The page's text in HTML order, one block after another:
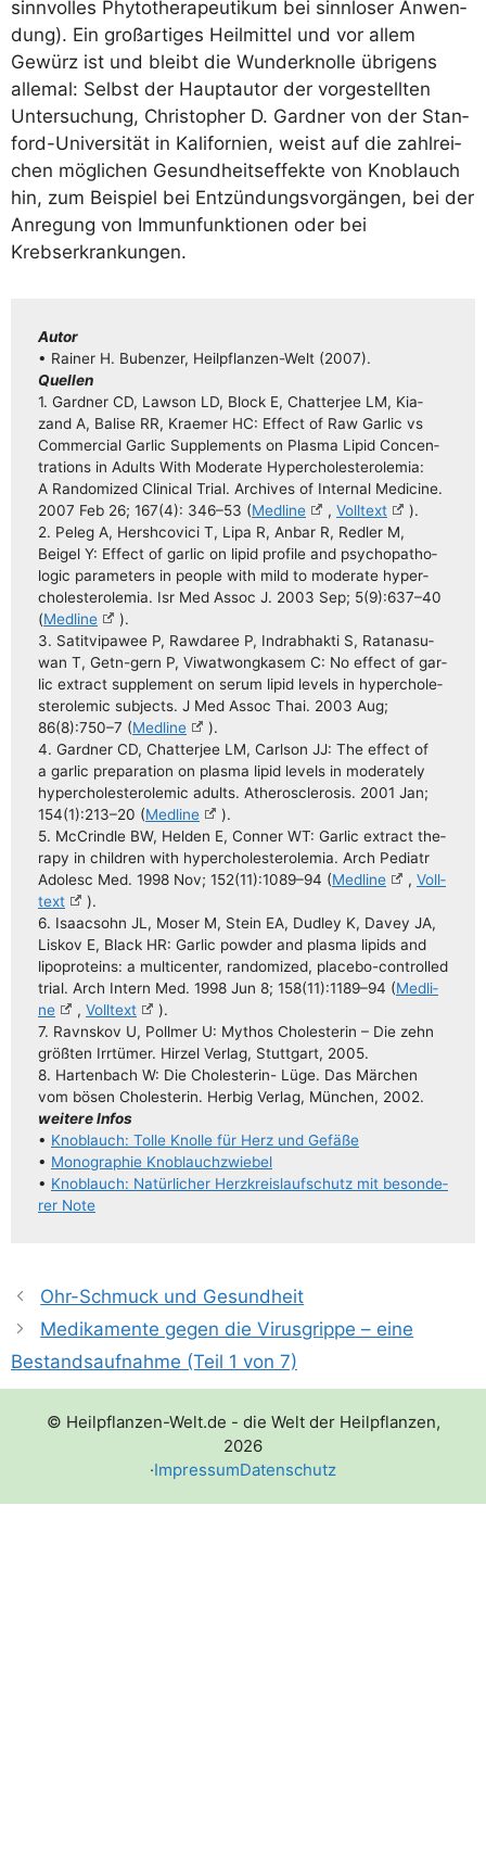
sinn­vol­les Phy­to­the­ra­peu­ti­kum bei sinn­lo­ser Anwen­
dung). Ein groß­ar­ti­ges Heil­mit­tel und vor allem
Gewürz ist und bleibt die Wun­der­knol­le übri­gens
alle­mal: Selbst der Haupt­au­tor der vor­ge­stell­ten
Unter­su­chung, Chris­to­pher D. Gard­ner von der Stan­
ford-Uni­ver­si­tät in Kali­for­ni­en, weist auf die zahl­rei­
chen mög­li­chen Gesund­heits­ef­fek­te von Knob­lauch
hin, zum Bei­spiel bei Ent­zün­dungs­vor­gän­gen, bei der
Anre­gung von Immun­funk­tio­nen oder bei
Krebserkrankungen.
Autor
• Rai­ner H. Buben­zer, Heil­pflan­­zen-Welt (2007).
Quel­len
1. Gard­ner CD, Law­son LD, Block E, Chat­ter­jee LM, Kia­
zand A, Bali­se RR, Krae­mer HC: Effect of Raw Gar­lic vs
Com­mer­cial Gar­lic Sup­ple­ments on Plas­ma Lipid Con­cen­
tra­ti­ons in Adults With Mode­ra­te Hyper­cho­le­ste­ro­le­mia:
A Ran­do­mi­zed Cli­ni­cal Tri­al. Archi­ves of Inter­nal Medi­ci­ne.
2007 Feb 26; 167(4): 346–53 (Med­li­ne , Voll­text
).
2. Peleg A, Hersh­co­vici T, Lipa R, Anbar R, Red­ler M,
Beigel Y: Effect of gar­lic on lipid pro­fi­le and psy­cho­pa­tho­
lo­gic para­me­ters in peo­p­le with mild to mode­ra­te hyper­
cho­le­ste­ro­le­mia. Isr Med Assoc J. 2003 Sep; 5(9):637–40
(Med­li­ne
).
3. Satit­vi­pa­wee P, Raw­daree P, Indrab­hak­ti S, Rata­na­su­
wan T, Getn-gern P, Viwat­wong­ka­sem C: No effect of gar­
lic extra­ct sup­ple­ment on serum lipid levels in hyper­cho­le­
ste­ro­le­mic sub­jects. J Med Assoc Thai. 2003 Aug;
86(8):750–7 (Med­li­ne
).
4. Gard­ner CD, Chat­ter­jee LM, Carlson JJ: The effect of
a gar­lic pre­pa­ra­ti­on on plas­ma lipid levels in modera­te­ly
hyper­cho­le­ste­ro­le­mic adults. Atheros­cle­ro­sis. 2001 Jan;
154(1):213–20 (Med­li­ne
).
5. McCrind­le BW, Hel­den E, Con­ner WT: Gar­lic extra­ct the­
ra­py in child­ren with hyper­cho­le­ste­ro­le­mia. Arch Pediatr
Ado­lesc Med. 1998 Nov; 152(11):1089–94 (Med­li­ne , Voll­
text
).
6. Isaac­sohn JL, Moser M, Stein EA, Dud­ley K, Davey JA,
Lis­kov E, Black HR: Gar­lic pow­der and plas­ma lipids and
lipo­pro­te­ins: a mul­ti­cen­ter, ran­do­mi­zed, pla­ce­­bo-con­­trol­­led
tri­al. Arch Intern Med. 1998 Jun 8; 158(11):1189–94 (Med­li­
ne
, Voll­text
).
7. Ravns­kov U, Poll­mer U: Mythos Cho­le­ste­rin – Die zehn
größ­ten Irr­tü­mer. Hir­zel Ver­lag, Stutt­gart, 2005.
8. Har­ten­bach W: Die Cho­­le­s­te­rin- Lüge. Das Mär­chen
vom bösen Cho­le­ste­rin. Herbig Ver­lag, Mün­chen, 2002.
wei­te­re Infos
• Knob­lauch: Tol­le Knol­le für Herz und Gefäße
• Mono­gra­phie Knoblauchzwiebel
• Knob­lauch: Natür­li­cher Herz­kreis­lauf­schutz mit beson­de­
rer Note
Ohr-Schmuck und Gesundheit
Medikamente gegen die Virusgrippe – eine
Bestandsaufnahme (Teil 1 von 7)
© Heilpflanzen-Welt.de - die Welt der Heilpflanzen,
2026
·ImpressumDatenschutz